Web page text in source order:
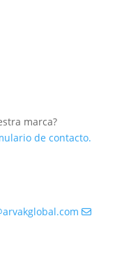
marca?
de contacto.